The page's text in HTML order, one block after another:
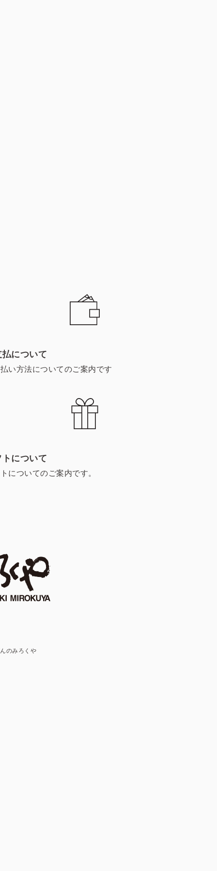
払について
い方法についてのご案内です
トについて
についてのご案内です。
のみろくや